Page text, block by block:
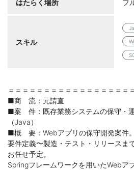
はたらく場所 フ
スキル
＝＝＝＝＝＝＝＝＝＝＝＝＝＝＝＝＝
■商 流：元請直
■案 件：既存業務システムの保守・
（Java）
■概 要：Webアプリの保守開発案件。
要件定義〜製造・テスト・リリースま
お任せ予定。
Springフレームワークを用いたWebア